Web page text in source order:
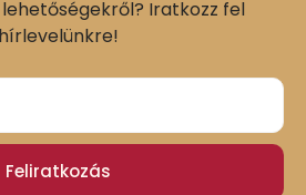
Iratkozz fel
hírlevelünkre!
Feliratkozás